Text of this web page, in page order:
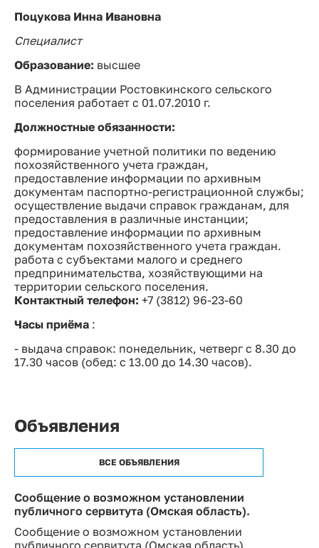
Поцукова Инна Ивановна
Специалист
Образование: высшее
В Администрации Ростовкинского сельского
поселения работает с 01.07.2010 г.
Должностные обязанности:
формирование учетной политики по ведению
похозяйственного учета граждан,
предоставление информации по архивным
документам паспортно-регистрационной службы;
осуществление выдачи справок гражданам, для
предоставления в различные инстанции;
предоставление информации по архивным
документам похозяйственного учета граждан.
работа с субъектами малого и среднего
предпринимательства, хозяйствующими на
территории сельского поселения.
Контактный телефон: +7 (3812) 96-23-60
Часы приёма :
- выдача справок: понедельник, четверг с 8.30 до
17.30 часов (обед: с 13.00 до 14.30 часов).
Объявления
ВСЕ ОБЪЯВЛЕНИЯ
Сообщение о возможном установлении
публичного сервитута (Омская область).
Сообщение о возможном установлении
публичного сервитута (Омская область).